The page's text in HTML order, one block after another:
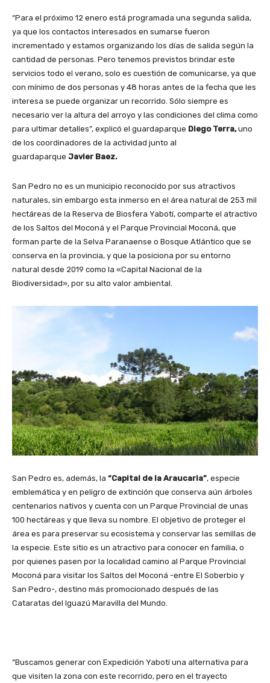
“Para el próximo 12 enero está programada una segunda salida,
ya que los contactos interesados en sumarse fueron
incrementado y estamos organizando los días de salida según la
cantidad de personas. Pero tenemos previstos brindar este
servicios todo el verano, solo es cuestión de comunicarse, ya que
con mínimo de dos personas y 48 horas antes de la fecha que les
interesa se puede organizar un recorrido. Sólo siempre es
necesario ver la altura del arroyo y las condiciones del clima como
para ultimar detalles”, explicó el guardaparque Diego Terra,uno
de los coordinadores de la actividad junto al
guardaparque Javier Baez.
San Pedro no es un municipio reconocido por sus atractivos
naturales, sin embargo esta inmerso en el área natural de 253 mil
hectáreas de la Reserva de Biosfera Yabotí, comparte el atractivo
de los Saltos del Moconá y el Parque Provincial Moconá, que
forman parte de la Selva Paranaense o Bosque Atlántico que se
conserva en la provincia, y que la posiciona por su entorno
natural desde 2019 como la «Capital Nacional de la
Biodiversidad», por su alto valor ambiental.
San Pedro es, además, la “Capital de la Araucaria”, especie
emblemática y en peligro de extinción que conserva aún árboles
centenarios nativos y cuenta con un Parque Provincial de unas
100 hectáreas y que lleva su nombre. El objetivo de proteger el
área es para preservar su ecosistema y conservar las semillas de
la especie. Este sitio es un atractivo para conocer en familia, o
por quienes pasen por la localidad camino al Parque Provincial
Moconá para visitar los Saltos del Moconá -entre El Soberbio y
San Pedro-, destino más promocionado después de las
Cataratas del Iguazú Maravilla del Mundo.
“Buscamos generar con Expedición Yabotí una alternativa para
que visiten la zona con este recorrido, pero en el trayecto